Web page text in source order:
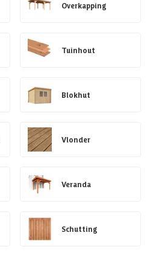
Overkapping
Tuinhout
Blokhut
Vlonder
Veranda
Schutting